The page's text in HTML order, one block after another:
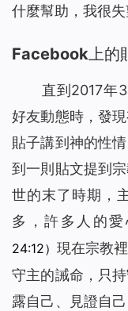
什麼幫助，我很失
Facebook上的
直到2017年
好友動態時，發
貼子講到神的性
到一則貼文提到
世的末了時期，
多，許多人的愛
24:12）現在宗教
守主的誡命，只
露自己、見證自